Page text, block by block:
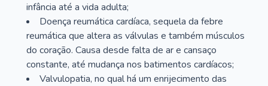
infância até a vida adulta;
Doença reumática cardíaca, sequela da febre
reumática que altera as válvulas e também músculos
do coração. Causa desde falta de ar e cansaço
constante, até mudança nos batimentos cardíacos;
Valvulopatia, no qual há um enrijecimento das